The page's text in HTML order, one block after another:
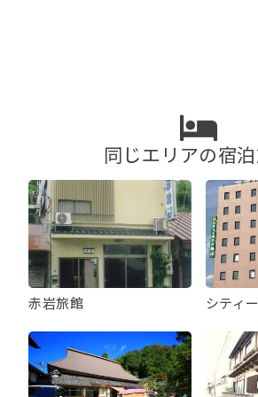
同じエリアの宿
赤岩旅館 シティ